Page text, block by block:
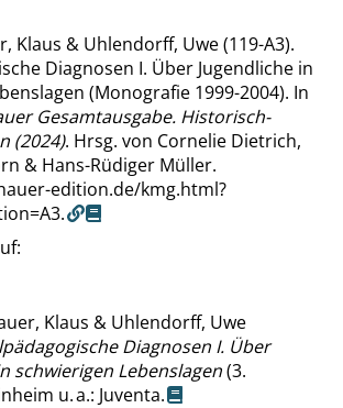
Klaus & Uhlendorff, Uwe (119-A3).
Diagnosen I. Über Jugendliche in
(Monografie 1999-2004). In
Gesamtausgabe. Historisch-
(2024). Hrsg. von Cornelie Dietrich,
& Hans-Rüdiger Müller.
edition.de/kmg.html?
Klaus & Uhlendorff, Uwe
Diagnosen I. Über
schwierigen Lebenslagen(3.
u. a.: Juventa.